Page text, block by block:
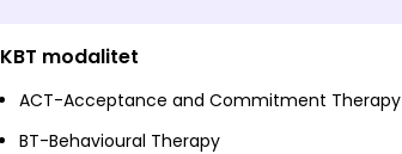
KBT modalitet
ACT-Acceptance and Commitment Therapy
BT-Behavioural Therapy